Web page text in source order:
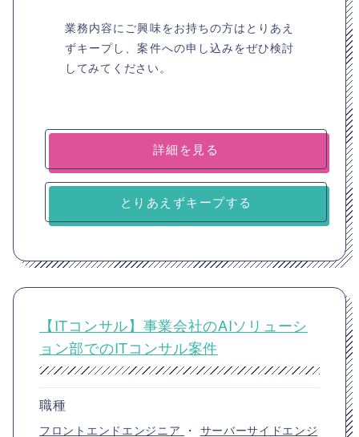
業務内容にご興味をお持ちの方はとりあえ
ずキープし、案件への申し込みをぜひ検討
してみてください。
詳細を見る
とりあえずキープする
【ITコンサル】事業会社のAIソリューシ
ョン部でのITコンサル案件
職種
フロントエンドエンジニア ・ サーバーサイドエンジ